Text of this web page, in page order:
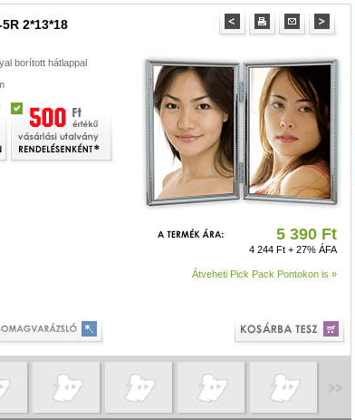
2*13*18
borított hátlappal
5 390 Ft
4 244 Ft + 27% ÁFA
Átveheti Pick Pack Pontokon is »